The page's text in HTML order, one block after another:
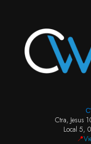
Ctra, Jesus
Local 5,
📍